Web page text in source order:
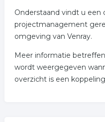
Onderstaand vindt u een
projectmanagement
omgeving van Venray.
Meer informatie
wordt weergegeven
overzicht is een